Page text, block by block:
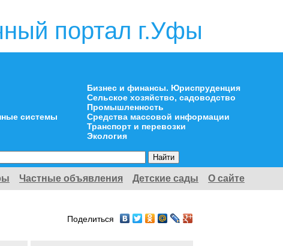
портал г.Уфы
системы
Бизнес и финансы. Юриспруденция
Сельское хозяйство, садоводство
Промышленность
Средства массовой информации
Транспорт и перевозки
Экология
Частные объявления Детские сады О сайте
Поделиться